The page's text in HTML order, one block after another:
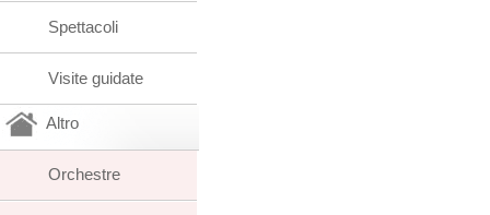
Spettacoli
Visite guidate
Altro
Orchestre